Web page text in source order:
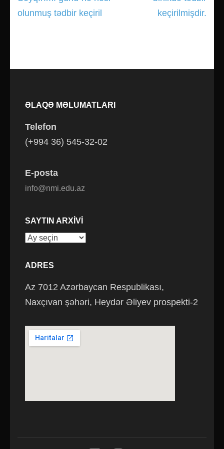
olunmuş tədbir keçiril
keçirilmişdir.
ƏLAQƏ MƏLUMATLARI
Telefon
(+994 36) 545-32-02
E-posta
info@nmi.edu.az
SAYTIN ARXIVI
Saytın
ADRES
Az 7012 Azərbaycan Respublikası,
Naxçıvan şəhəri, Heydər Əliyev prospekti-2